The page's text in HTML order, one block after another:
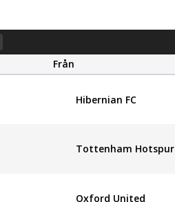
Från
Hibernian FC
Tottenham Hotspur
Oxford United